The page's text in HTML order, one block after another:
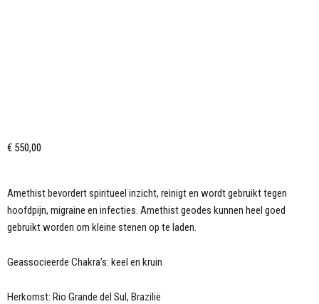
€ 550,00
Amethist bevordert spiritueel inzicht, reinigt en wordt gebruikt tegen
hoofdpijn, migraine en infecties. Amethist geodes kunnen heel goed
gebruikt worden om kleine stenen op te laden.
Geassocieerde Chakra’s: keel en kruin
Herkomst: Rio Grande del Sul, Brazilië